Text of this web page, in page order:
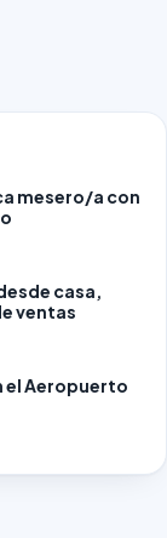
mesero/a con
casa,
ventas
el Aeropuerto